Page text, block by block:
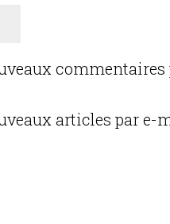
articles par e-